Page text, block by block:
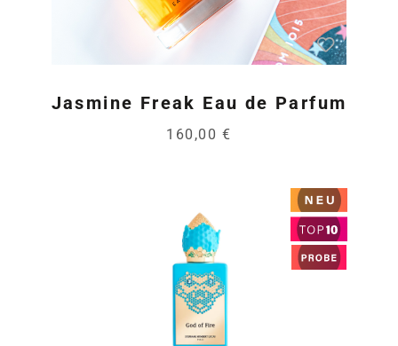
Jasmine Freak Eau de Parfum
160,00 €